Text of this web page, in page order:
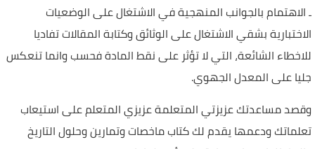
ـ الاهتمام بالجوانب المنهجية في الاشتغال على الوضعيات
الاختبارية بشقي الاشتغال على الوثائق وكتابة المقالات تفاديا
للاخطاء الشائعة، التي لا تؤثر على نقط المادة فحسب وانما تنعكس
جليا على المعدل الجهوي.
وقصد مساعدتك عزيزتي المتعلمة عزيزي المتعلم على استيعاب
تعلماتك ودعمها يقدم لك كتاب ماخصات وتمارين وحلول التاريخ